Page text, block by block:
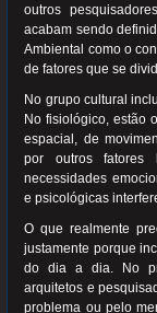
outros
acabam sendo
Ambiental como o
de fatores que se
No grupo cultural
No fisiológico, estão
espacial, de
por outros fatores
necessidades
e psicológicas
O que realmente
justamente porque
do dia a dia. No
arquitetos e
problema ou pelo